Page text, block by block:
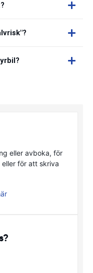
eller avboka, för
för att skriva